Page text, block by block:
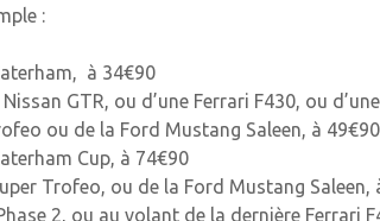
:
à 34€90
GTR, ou d’une Ferrari F430, ou
ou de la Ford Mustang Saleen, à 49€90
Cup, à 74€90
Trofeo, ou de la Ford Mustang Saleen,
2, ou au volant de la dernière Ferrari